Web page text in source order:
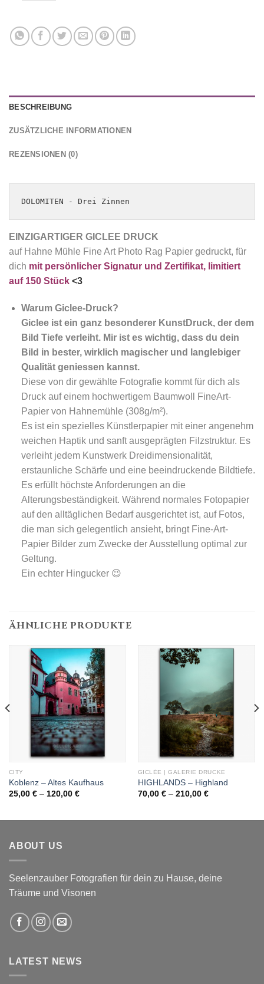
BESCHREIBUNG
ZUSÄTZLICHE INFORMATIONEN
REZENSIONEN (0)
DOLOMITEN - Drei Zinnen
EINZIGARTIGER GICLEE DRUCK
auf Hahne Mühle Fine Art Photo Rag Papier gedruckt, für
dich mit persönlicher Signatur und Zertifikat, limitiert
auf 150 Stück <3
Warum Giclee-Druck?
Giclee istein ganz besonderer KunstDruck, der dem
Bild Tiefe verleiht. Mir ist es wichtig, dass du dein
Bild in bester, wirklich magischer und langlebiger
Qualität geniessen kannst.
Diese von dir gewählte Fotografie kommt für dich als
Druck auf einem hochwertigem Baumwoll FineArt-
Papier von Hahnemühle (308g/m²).
Es ist ein spezielles Künstlerpapier mit einer angenehm
weichen Haptik und sanft ausgeprägten Filzstruktur. Es
verleiht jedem Kunstwerk Dreidimensionalität,
erstaunliche Schärfe und eine beeindruckende Bildtiefe.
Es erfüllt höchste Anforderungen an die
Alterungsbeständigkeit. Während normales Fotopapier
auf den alltäglichen Bedarf ausgerichtet ist, auf Fotos,
die man sich gelegentlich ansieht, bringt Fine-Art-
Papier Bilder zum Zwecke der Ausstellung optimal zur
Geltung.
Ein echter Hingucker 😉
ÄHNLICHE PRODUKTE
CITY
Koblenz – Altes Kaufhaus
25,00 € – 120,00 €Preisspanne:
GICLÉE | GALERIE DRUCKE
HIGHLANDS – Highland
70,00 € – 210,00 €Preisspanne:
ABOUT US
Seelenzauber Fotografien für dein zu Hause, deine
Träume und Visonen
LATEST NEWS